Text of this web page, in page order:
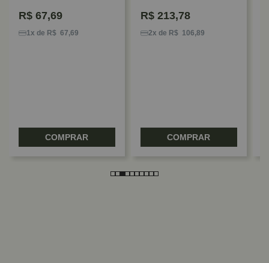
R$ 67,69
1x de R$ 67,69
COMPRAR
R$ 213,78
2x de R$ 106,89
COMPRAR